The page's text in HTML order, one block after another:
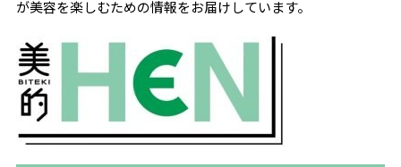
が美容を楽しむための情報をお届けしています。